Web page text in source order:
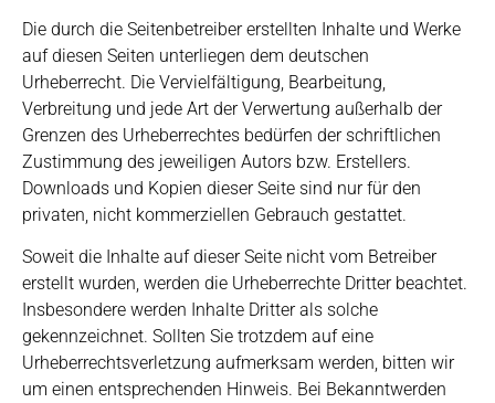
Die durch die Seitenbetreiber erstellten Inhalte und Werke
auf diesen Seiten unterliegen dem deutschen
Urheberrecht. Die Vervielfältigung, Bearbeitung,
Verbreitung und jede Art der Verwertung außerhalb der
Grenzen des Urheberrechtes bedürfen der schriftlichen
Zustimmung des jeweiligen Autors bzw. Erstellers.
Downloads und Kopien dieser Seite sind nur für den
privaten, nicht kommerziellen Gebrauch gestattet.
Soweit die Inhalte auf dieser Seite nicht vom Betreiber
erstellt wurden, werden die Urheberrechte Dritter beachtet.
Insbesondere werden Inhalte Dritter als solche
gekennzeichnet. Sollten Sie trotzdem auf eine
Urheberrechtsverletzung aufmerksam werden, bitten wir
um einen entsprechenden Hinweis. Bei Bekanntwerden